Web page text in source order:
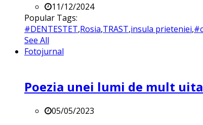
11/12/2024
Popular Tags:
#DENTESTET,Rosia,TRAST,insula prieteniei,
See All
Fotojurnal
Poezia unei lumi de mult
05/05/2023